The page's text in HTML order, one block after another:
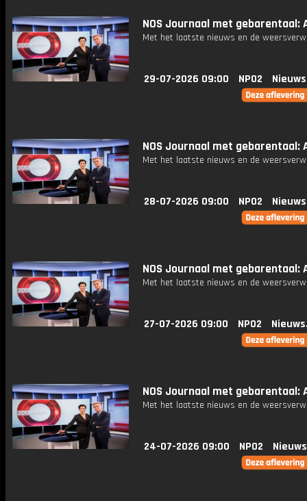
NOS Journaal met gebarentaal:
Met het laatste nieuws en de
29-07-2026 09:00 NPO2
NOS Journaal met gebarentaal:
Met het laatste nieuws en de
28-07-2026 09:00 NPO2
NOS Journaal met gebarentaal:
Met het laatste nieuws en de
27-07-2026 09:00 NPO2
NOS Journaal met gebarentaal:
Met het laatste nieuws en de
24-07-2026 09:00 NPO2